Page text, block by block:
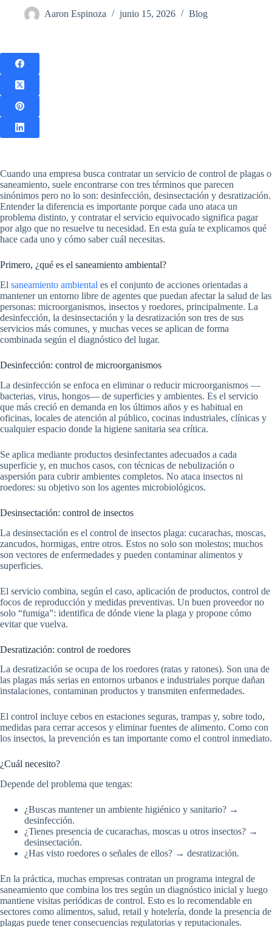
Aaron Espinoza junio 15, 2026 Blog
Cuando una empresa busca contratar un servicio de control de plagas o
saneamiento, suele encontrarse con tres términos que parecen
sinónimos pero no lo son: desinfección, desinsectación y desratización.
Entender la diferencia es importante porque cada uno ataca un
problema distinto, y contratar el servicio equivocado significa pagar
por algo que no resuelve tu necesidad. En esta guía te explicamos qué
hace cada uno y cómo saber cuál necesitas.
Primero, ¿qué es el saneamiento ambiental?
El saneamiento ambiental es el conjunto de acciones orientadas a
mantener un entorno libre de agentes que puedan afectar la salud de las
personas: microorganismos, insectos y roedores, principalmente. La
desinfección, la desinsectación y la desratización son tres de sus
servicios más comunes, y muchas veces se aplican de forma
combinada según el diagnóstico del lugar.
Desinfección: control de microorganismos
La desinfección se enfoca en eliminar o reducir microorganismos —
bacterias, virus, hongos— de superficies y ambientes. Es el servicio
que más creció en demanda en los últimos años y es habitual en
oficinas, locales de atención al público, cocinas industriales, clínicas y
cualquier espacio donde la higiene sanitaria sea crítica.
Se aplica mediante productos desinfectantes adecuados a cada
superficie y, en muchos casos, con técnicas de nebulización o
aspersión para cubrir ambientes completos. No ataca insectos ni
roedores: su objetivo son los agentes microbiológicos.
Desinsectación: control de insectos
La desinsectación es el control de insectos plaga: cucarachas, moscas,
zancudos, hormigas, entre otros. Estos no solo son molestos; muchos
son vectores de enfermedades y pueden contaminar alimentos y
superficies.
El servicio combina, según el caso, aplicación de productos, control de
focos de reproducción y medidas preventivas. Un buen proveedor no
solo “fumiga”: identifica de dónde viene la plaga y propone cómo
evitar que vuelva.
Desratización: control de roedores
La desratización se ocupa de los roedores (ratas y ratones). Son una de
las plagas más serias en entornos urbanos e industriales porque dañan
instalaciones, contaminan productos y transmiten enfermedades.
El control incluye cebos en estaciones seguras, trampas y, sobre todo,
medidas para cerrar accesos y eliminar fuentes de alimento. Como con
los insectos, la prevención es tan importante como el control inmediato.
¿Cuál necesito?
Depende del problema que tengas:
¿Buscas mantener un ambiente higiénico y sanitario? →
desinfección.
¿Tienes presencia de cucarachas, moscas u otros insectos? →
desinsectación.
¿Has visto roedores o señales de ellos? → desratización.
En la práctica, muchas empresas contratan un programa integral de
saneamiento que combina los tres según un diagnóstico inicial y luego
mantiene visitas periódicas de control. Esto es lo recomendable en
sectores como alimentos, salud, retail y hotelería, donde la presencia de
plagas puede tener consecuencias regulatorias y reputacionales.